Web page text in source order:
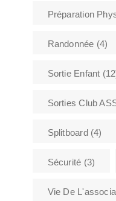
Préparation
Randonnée (4)
Sortie Enfant
Sorties Club
Splitboard(4)
Sécurité (3)
Vie De